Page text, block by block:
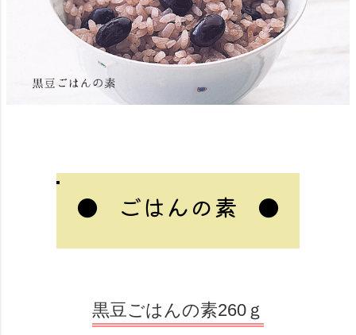
● ごはんの素 ●
黒豆ごはんの素260ｇ